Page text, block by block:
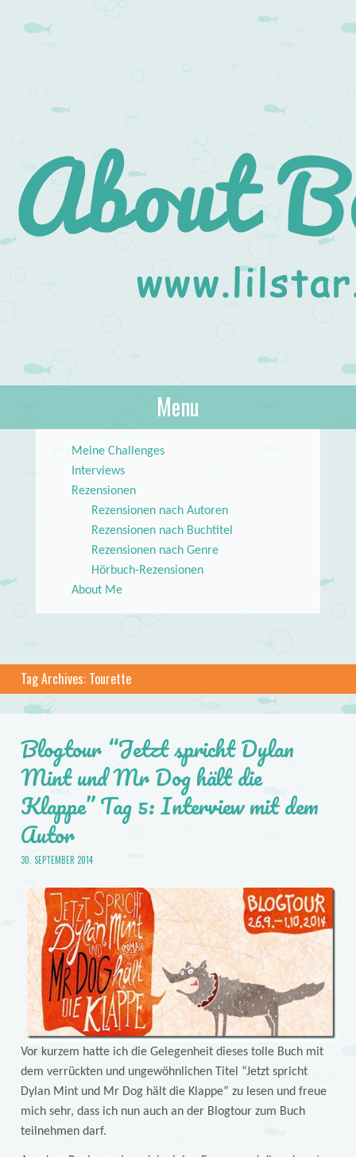
About Books
lilstar.de
Menu
Meine Challenges
Interviews
Rezensionen
Rezensionen nach Autoren
Rezensionen nach Buchtitel
Rezensionen nach Genre
Hörbuch-Rezensionen
About Me
Tag Archives: Tourette
Blogtour “Jetzt spricht Dylan
Mint und Mr Dog hält die
Klappe” Tag 5: Interview mit dem
Autor
30. SEPTEMBER 2014
Vor kurzem hatte ich die Gelegenheit dieses tolle Buch mit
dem verrückten und ungewöhnlichen Titel “Jetzt spricht
Dylan Mint und Mr Dog hält die Klappe” zu lesen und freue
mich sehr, dass ich nun auch an der Blogtour zum Buch
teilnehmen darf.